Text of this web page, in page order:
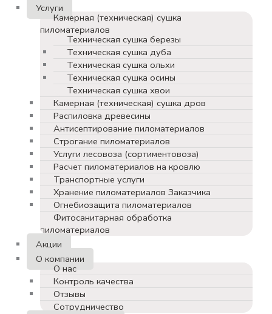
Услуги
Камерная (техническая) сушка
пиломатериалов
Техническая сушка березы
Техническая сушка дуба
Техническая сушка ольхи
Техническая сушка осины
Техническая сушка хвои
Камерная (техническая) сушка дров
Распиловка древесины
Антисептирование пиломатериалов
Строгание пиломатериалов
Услуги лесовоза (сортиментовоза)
Расчет пиломатериалов на кровлю
Транспортные услуги
Хранение пиломатериалов Заказчика
Огнебиозащита пиломатериалов
Фитосанитарная обработка
пиломатериалов
Акции
О компании
О нас
Контроль качества
Отзывы
Сотрудничество